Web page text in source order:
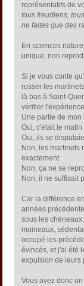
représentatifs de
tous freudiens,
ne faites que des
En sciences
unique, non
Si je vous conte
rosser les
là bas à Saint-
vérifier
Une partie de
Oui, c'était le
Oui, ils se
Non, les martinets
exactement.
Non, ça ne se
Non, il ne suffisait
Car la différence
années
sous les
moineaux,
occupé les
évincés, et j'ai été
expulsion de leurs
Vous avez donc